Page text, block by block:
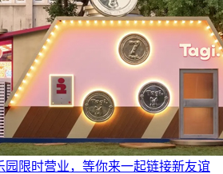
园限时营业，等你来一起链接新友谊